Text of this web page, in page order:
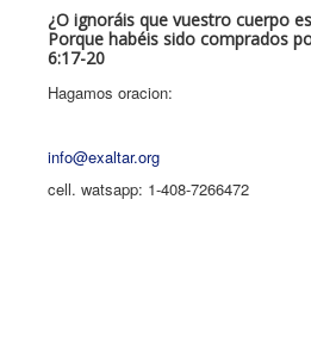
¿O ignoráis que vuestro cuerpo
Porque habéis sido comprados
6:17-20
Hagamos oracion:
info@exaltar.org
cell. watsapp: 1-408-7266472